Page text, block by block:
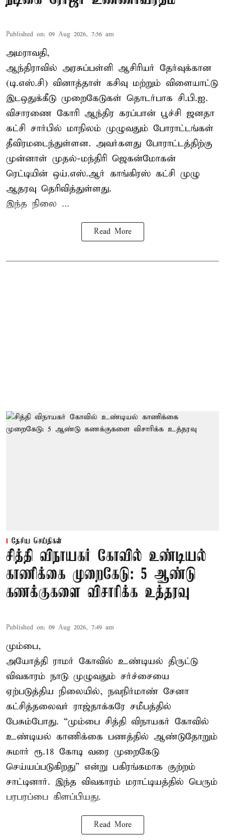
Published on: 09 Aug 2026, 7:56 am
அமராவதி,
ஆந்திராவில் அரசுப்பள்ளி ஆசிரியர் தேர்வுக்கான
(டி.எஸ்.சி) வினாத்தாள் கசிவு மற்றும் விளையாட்டு
இடஒதுக்கீடு முறைகேடுகள் தொடர்பாக சி.பி.ஐ.
விசாரணை கோரி ஆந்திர கரப்பான் பூச்சி ஜனதா
கட்சி சார்பில் மாநிலம் முழுவதும் போராட்டங்கள்
தீவிரமடைந்துள்ளன. அவர்களது போராட்டத்திற்கு
முன்னாள் முதல்-மந்திரி ஜெகன்மோகன்
ரெட்டியின் ஒய்.எஸ்.ஆர் காங்கிரஸ் கட்சி முழு
ஆதரவு தெரிவித்துள்ளது.
இந்த நிலை ...
Read More
தேசிய செய்திகள்
சித்தி விநாயகர் கோவில் உண்டியல்
காணிக்கை முறைகேடு: 5 ஆண்டு
கணக்குகளை விசாரிக்க உத்தரவு
Published on: 09 Aug 2026, 7:49 am
மும்பை,
அயோத்தி ராமர் கோவில் உண்டியல் திருட்டு
விவகாரம் நாடு முழுவதும் சர்ச்சையை
ஏற்படுத்திய நிலையில், நவநிர்மாண் சேனா
கட்சித்தலைவர் ராஜ்தாக்கரே சமீபத்தில்
பேசும்போது. “மும்பை சித்தி விநாயகர் கோவில்
உண்டியல் காணிக்கை பணத்தில் ஆண்டுதோறும்
சுமார் ரூ.18 கோடி வரை முறைகேடு
செய்யப்படுகிறது” என்று பகிரங்கமாக குற்றம்
சாட்டினார். இந்த விவகாரம் மராட்டியத்தில் பெரும்
பரபரப்பை கிளப்பியது.
Read More